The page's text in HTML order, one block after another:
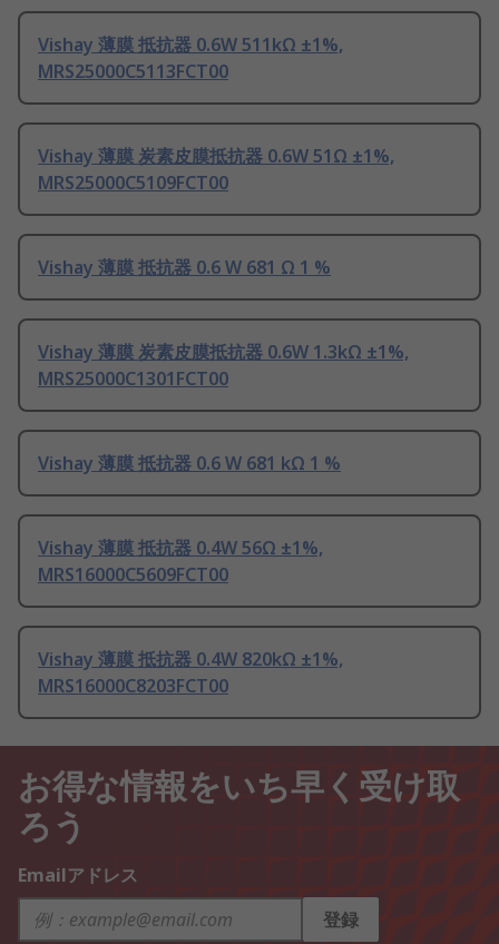
Vishay 薄膜 抵抗器 0.6W 511kΩ ±1%,
MRS25000C5113FCT00
Vishay 薄膜 炭素皮膜抵抗器 0.6W 51Ω ±1%,
MRS25000C5109FCT00
Vishay 薄膜 抵抗器 0.6 W 681 Ω 1 %
Vishay 薄膜 炭素皮膜抵抗器 0.6W 1.3kΩ ±1%,
MRS25000C1301FCT00
Vishay 薄膜 抵抗器 0.6 W 681 kΩ 1 %
Vishay 薄膜 抵抗器 0.4W 56Ω ±1%,
MRS16000C5609FCT00
Vishay 薄膜 抵抗器 0.4W 820kΩ ±1%,
MRS16000C8203FCT00
お得な情報をいち早く受け取
ろう
Emailアドレス
登録